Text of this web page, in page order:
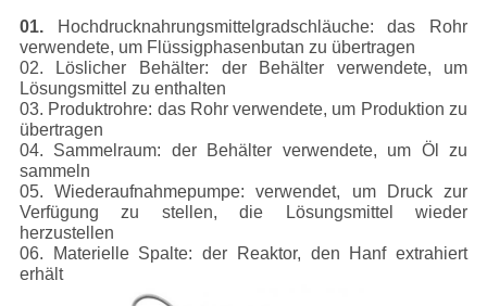
01.
Hochdrucknahrungsmittelgradschläuche: das Rohr
verwendete, um Flüssigphasenbutan zu übertragen
02. Löslicher Behälter: der Behälter verwendete, um
Lösungsmittel zu enthalten
03. Produktrohre: das Rohr verwendete, um Produktion zu
übertragen
04. Sammelraum: der Behälter verwendete, um Öl zu
sammeln
05. Wiederaufnahmepumpe: verwendet, um Druck zur
Verfügung zu stellen, die Lösungsmittel wieder
herzustellen
06. Materielle Spalte: der Reaktor, den Hanf extrahiert
erhält